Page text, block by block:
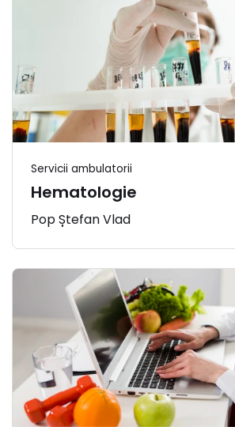
Servicii ambulatorii
Hematologie
Pop Ștefan Vlad